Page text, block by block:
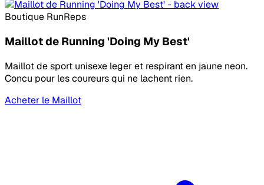
Boutique RunReps
Maillot de Running 'Doing My Best'
Maillot de sport unisexe leger et respirant en jaune neon.
Concu pour les coureurs qui ne lachent rien.
Acheter le Maillot